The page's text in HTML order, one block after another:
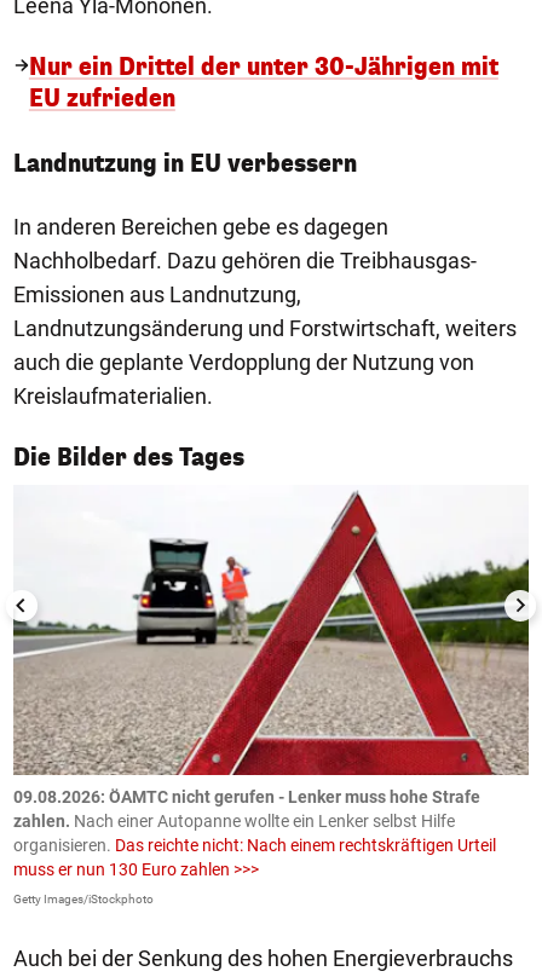
Leena Ylä-Mononen.
Nur ein Drittel der unter 30-Jährigen mit
EU zufrieden
Landnutzung in EU verbessern
In anderen Bereichen gebe es dagegen
Nachholbedarf. Dazu gehören die Treibhausgas-
Emissionen aus Landnutzung,
Landnutzungsänderung und Forstwirtschaft, weiters
auch die geplante Verdopplung der Nutzung von
Kreislaufmaterialien.
Die Bilder des Tages
1/50
09.08.2026: ÖAMTC nicht gerufen - Lenker muss hohe Strafe
zahlen. Nach einer Autopanne wollte ein Lenker selbst Hilfe
organisieren. Das reichte nicht: Nach einem rechtskräftigen Urteil
muss er nun 130 Euro zahlen >>>
Getty Images/iStockphoto
Auch bei der Senkung des hohen Energieverbrauchs